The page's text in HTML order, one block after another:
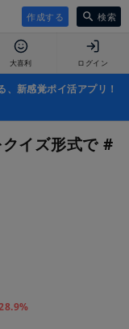
作成する 検索
大喜利 ログイン
新感覚ポイ活アプリ！
イズ形式で #